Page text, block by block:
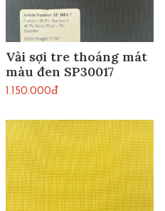
Vải sợi tre thoáng mát
màu đen SP30017
1.150.000đ